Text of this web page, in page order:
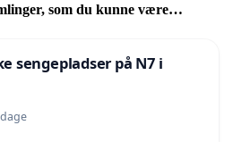
som du kunne være
sengepladser på N7 i